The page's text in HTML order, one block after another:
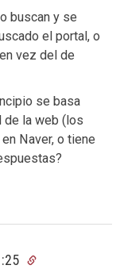
buscan y se
el portal, o
vez del de
se basa
de la web (los
Naver, o tiene